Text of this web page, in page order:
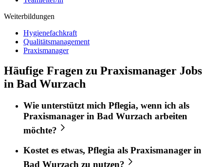
Weiterbildungen
Hygienefachkraft
Qualitätsmanagement
Praxismanager
Häufige Fragen zu Praxismanager Jobs
in Bad Wurzach
Wie unterstützt mich Pflegia, wenn ich als
Praxismanager in Bad Wurzach arbeiten
möchte?
Kostet es etwas, Pflegia als Praxismanager in
Bad Wurzach zu nutzen?